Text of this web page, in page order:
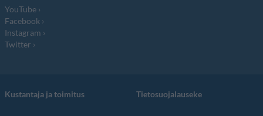
YouTube
Facebook
Instagram
Twitter
Kustantaja ja toimitus Tietosuojalauseke